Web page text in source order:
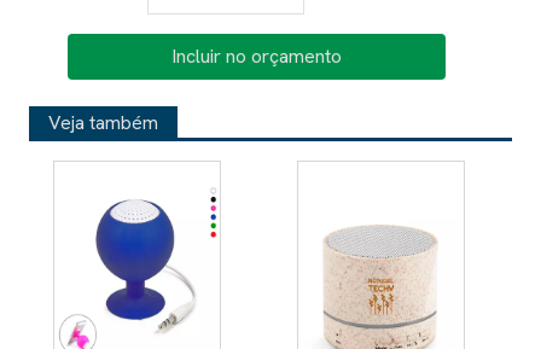
Incluir no orçamento
Veja também